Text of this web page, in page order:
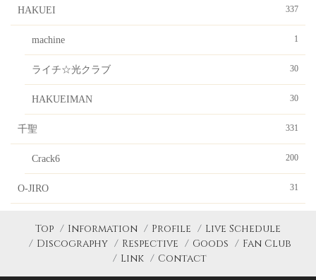
HAKUEI 337
machine 1
ライチ☆光クラブ 30
HAKUEIMAN 30
千聖 331
Crack6 200
O-JIRO 31
Top Information Profile
Live Schedule
Discography
Respective Goods
Fan Club
Link
Contact